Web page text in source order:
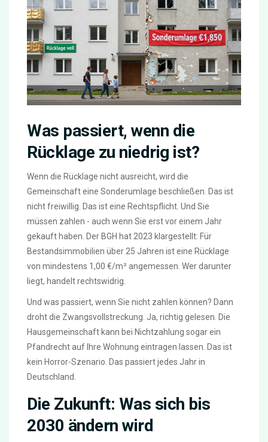
Was passiert, wenn die
Rücklage zu niedrig ist?
Wenn die Rücklage nicht ausreicht, wird die
Gemeinschaft eine Sonderumlage beschließen. Das ist
nicht freiwillig. Das ist eine Rechtspflicht. Und Sie
müssen zahlen - auch wenn Sie erst vor einem Jahr
gekauft haben. Der BGH hat 2023 klargestellt: Für
Bestandsimmobilien über 25 Jahren ist eine Rücklage
von mindestens 1,00 €/m² angemessen. Wer darunter
liegt, handelt rechtswidrig.
Und was passiert, wenn Sie nicht zahlen können? Dann
droht die Zwangsvollstreckung. Ja, richtig gelesen. Die
Hausgemeinschaft kann bei Nichtzahlung sogar ein
Pfandrecht auf Ihre Wohnung eintragen lassen. Das ist
kein Horror-Szenario. Das passiert jedes Jahr in
Deutschland.
Die Zukunft: Was sich bis
2030 ändern wird